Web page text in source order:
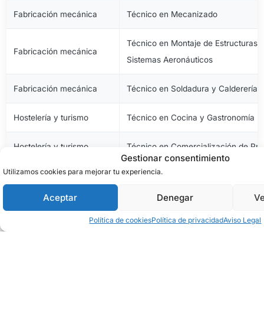
Gestionar consentimiento
Utilizamos cookies para mejorar tu experiencia.
Aceptar Denegar
Política de cookiesPolítica de privacidadAviso Legal
Fabricación mecánica Técnico en Mecanizado
Fabricación mecánica
Técnico en Montaje de Estructuras
Sistemas Aeronáuticos
Fabricación mecánica Técnico en Soldadura y Calderería
Hostelería y turismo Técnico en Cocina y Gastronomía
Hostelería y turismo Técnico en Comercialización de
Hostelería y turismo Técnico en Servicios en
Imagen personal Técnico en Estética y Belleza